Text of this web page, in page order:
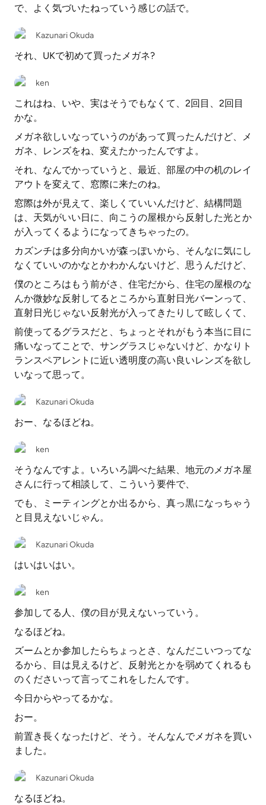
で、よく気づいたねっていう感じの話で。
Kazunari Okuda
それ、UKで初めて買ったメガネ?
ken
これはね、いや、実はそうでもなくて、2回目、2回目
かな。
メガネ欲しいなっていうのがあって買ったんだけど、メ
ガネ、レンズをね、変えたかったんですよ。
それ、なんでかっていうと、最近、部屋の中の机のレイ
アウトを変えて、窓際に来たのね。
窓際は外が見えて、楽しくていいんだけど、結構問題
は、天気がいい日に、向こうの屋根から反射した光とか
が入ってくるようになってきちゃったの。
カズンチは多分向かいが森っぽいから、そんなに気にし
なくていいのかなとかわかんないけど、思うんだけど、
僕のところはもう前がさ、住宅だから、住宅の屋根のな
んか微妙な反射してるところから直射日光バーンって、
直射日光じゃない反射光が入ってきたりして眩しくて、
前使ってるグラスだと、ちょっとそれがもう本当に目に
痛いなってことで、サングラスじゃないけど、かなりト
ランスペアレントに近い透明度の高い良いレンズを欲し
いなって思って。
Kazunari Okuda
おー、なるほどね。
ken
そうなんですよ。いろいろ調べた結果、地元のメガネ屋
さんに行って相談して、こういう要件で、
でも、ミーティングとか出るから、真っ黒になっちゃう
と目見えないじゃん。
Kazunari Okuda
はいはいはい。
ken
参加してる人、僕の目が見えないっていう。
なるほどね。
ズームとか参加したらちょっとさ、なんだこいつってな
るから、目は見えるけど、反射光とかを弱めてくれるも
のくださいって言ってこれをしたんです。
今日からやってるかな。
おー。
前置き長くなったけど、そう。そんなんでメガネを買い
ました。
Kazunari Okuda
なるほどね。